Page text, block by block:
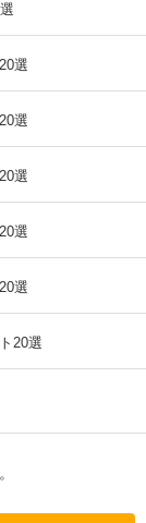
選
選
選
選
選
20選